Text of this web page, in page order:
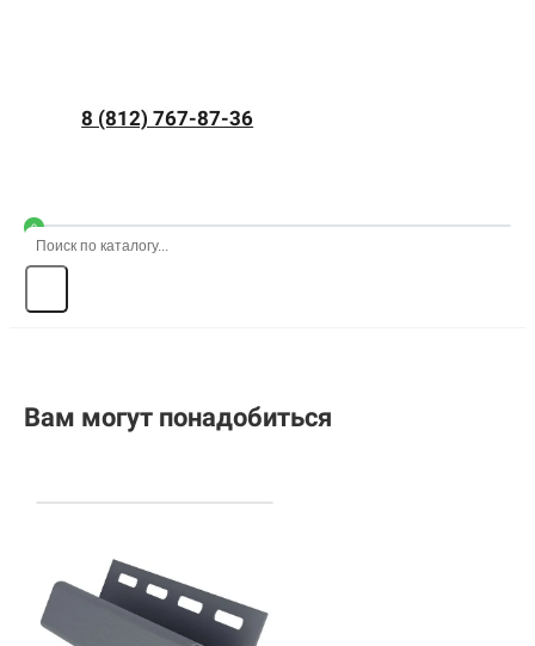
8 (812) 767-87-36
0
Вам могут понадобиться